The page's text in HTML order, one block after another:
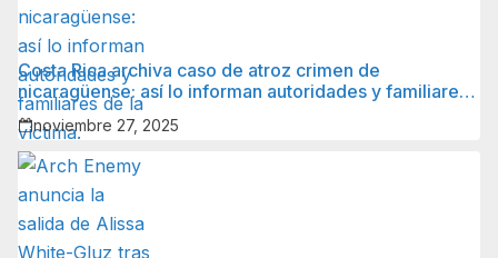
Costa Rica archiva caso de atroz crimen de
nicaragüense: así lo informan autoridades y familiares
de la víctima.
noviembre 27, 2025